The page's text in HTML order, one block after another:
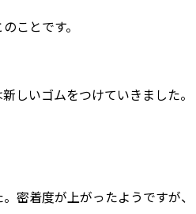
ことです。
しいゴムをつけていきました。
密着度が上がったようですが、